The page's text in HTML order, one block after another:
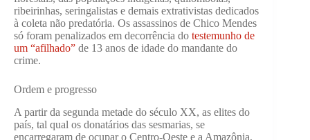
ribeirinhas, seringalistas e demais extrativistas dedicados
à coleta não predatória. Os assassinos de Chico Mendes
só foram penalizados em decorrência do testemunho de
um “afilhado” de 13 anos de idade do mandante do
crime.
Ordem e progresso
A partir da segunda metade do século XX, as elites do
país, tal qual os donatários das sesmarias, se
encarregaram de ocupar o Centro-Oeste e a Amazônia,